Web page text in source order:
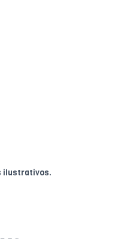
ilustrativos.